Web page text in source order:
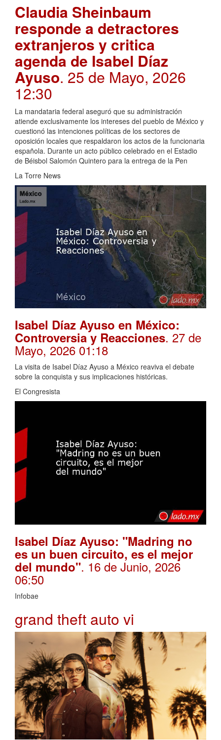
Claudia Sheinbaum
responde a detractores
extranjeros y critica
agenda de Isabel Díaz
Ayuso. 25 de Mayo, 2026
12:30
La mandataria federal aseguró que su administración
atiende exclusivamente los intereses del pueblo de México y
cuestionó las intenciones políticas de los sectores de
oposición locales que respaldaron los actos de la funcionaria
española. Durante un acto público celebrado en el Estadio
de Béisbol Salomón Quintero para la entrega de la Pen
La Torre News
Isabel Díaz Ayuso en México:
Controversia y Reacciones. 27 de
Mayo, 2026 01:18
La visita de Isabel Díaz Ayuso a México reaviva el debate
sobre la conquista y sus implicaciones históricas.
El Congresista
Isabel Díaz Ayuso: "Madring no
es un buen circuito, es el mejor
del mundo". 16 de Junio, 2026
06:50
Infobae
grand theft auto vi